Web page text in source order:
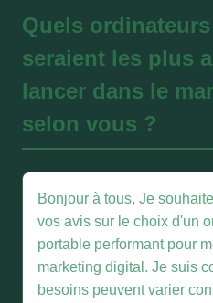
Quels
seraient les plus
lancer dans le
selon vous ?
Bonjour à tous, Je
vos avis sur le choix d'un
portable performant pour
marketing digital. Je suis
besoins peuvent varier